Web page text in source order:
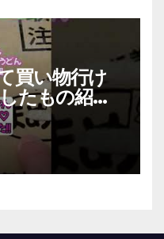
買い物行け
たもの紹